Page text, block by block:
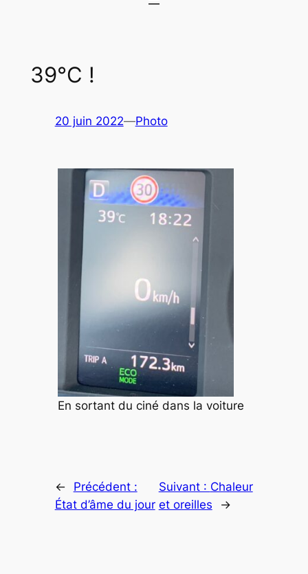
39°C !
20 juin 2022—Photo
En sortant du ciné dans la voiture
←
Précédent :
État d’âme du jour
Suivant : Chaleur
et oreilles
→